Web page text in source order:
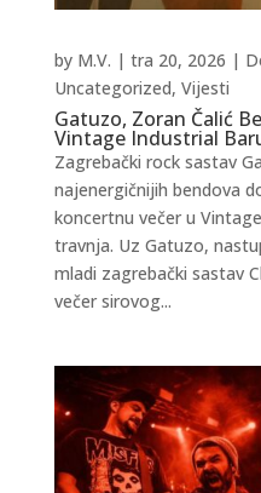
Gatuzo, Zoran Čalić
Vintage Industrial
by M.V. | tra 20, 2026 |
Uncategorized, Vijesti
Zagrebački rock sastav
najenergičnijih bendova
koncertnu večer u
travnja. Uz Gatuzo,
mladi zagrebački sastav
večer sirovog...